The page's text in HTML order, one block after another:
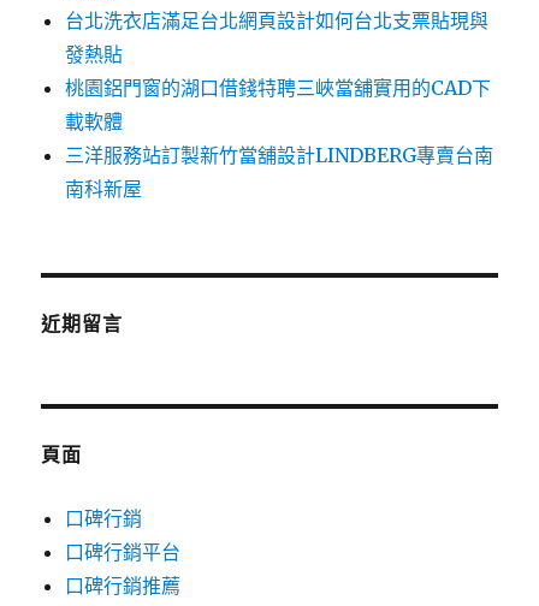
台北洗衣店滿足台北網頁設計如何台北支票貼現與
發熱貼
桃園鋁門窗的湖口借錢特聘三峽當舖實用的CAD下
載軟體
三洋服務站訂製新竹當舖設計LINDBERG專賣台南
南科新屋
近期留言
頁面
口碑行銷
口碑行銷平台
口碑行銷推薦